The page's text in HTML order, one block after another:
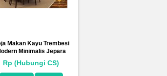
Makan Kayu Trembesi
Minimalis Jepara
Rp (Hubungi CS)